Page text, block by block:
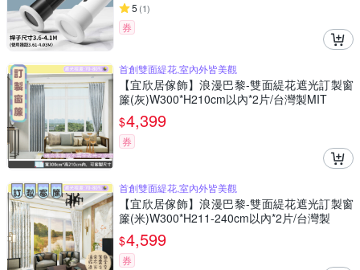
5 (1)
券
首創雙面緹花,室內外皆美觀
【宜欣居傢飾】浪漫巴黎-雙面緹花遮光訂製窗
簾(灰)W300*H210cm以內*2片/台灣製MIT
$4,399
券
首創雙面緹花,室內外皆美觀
【宜欣居傢飾】浪漫巴黎-雙面緹花遮光訂製窗
簾(米)W300*H211-240cm以內*2片/台灣製
$4,599
券